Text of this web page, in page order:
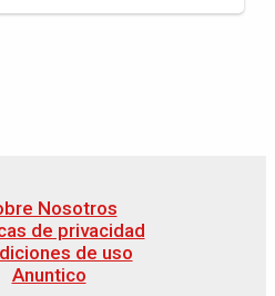
Nosotros
de privacidad
de uso
Anuntico